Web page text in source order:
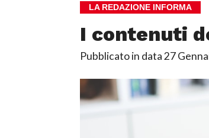
LA REDAZIONE INFORMA
I contenuti
Pubblicato in data27